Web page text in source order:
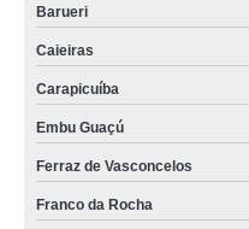
Barueri
Caieiras
Carapicuíba
Embu Guaçú
Ferraz de Vasconcelos
Franco da Rocha